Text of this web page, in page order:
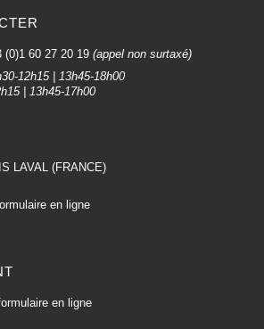
(0)1 60 27 20 19 (appel non surtaxé)
12h15 | 13h45-18h00
| 13h45-17h00
LAVAL (FRANCE)
en ligne
en ligne